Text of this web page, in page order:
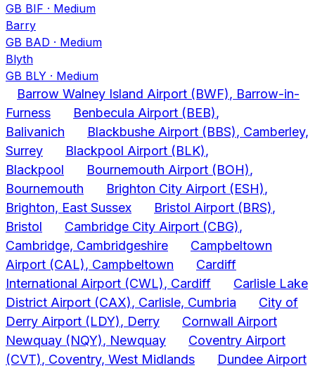
GB BIF · Medium
Barry
GB BAD · Medium
Blyth
GB BLY · Medium
Barrow Walney Island Airport (BWF), Barrow-in-
Furness
Benbecula Airport (BEB),
Balivanich
Blackbushe Airport (BBS), Camberley,
Surrey
Blackpool Airport (BLK),
Blackpool
Bournemouth Airport (BOH),
Bournemouth
Brighton City Airport (ESH),
Brighton, East Sussex
Bristol Airport (BRS),
Bristol
Cambridge City Airport (CBG),
Cambridge, Cambridgeshire
Campbeltown
Airport (CAL), Campbeltown
Cardiff
International Airport (CWL), Cardiff
Carlisle Lake
District Airport (CAX), Carlisle, Cumbria
City of
Derry Airport (LDY), Derry
Cornwall Airport
Newquay (NQY), Newquay
Coventry Airport
(CVT), Coventry, West Midlands
Dundee Airport